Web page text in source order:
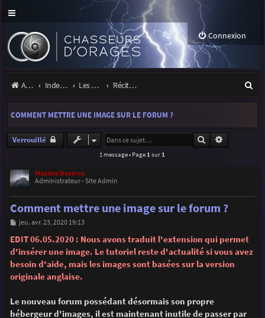
Connexion
Accueil Index du forum Les orages Récits et photos d'orages
e
COMMENT METTRE UNE IMAGE SUR LE FORUM ?
Verrouillé Rechercher
1 message • Page 1 sur 1
Maxime Daviron
Administrateur - Site Admin
Comment mettre une image sur le forum ?
M
s
s
a
e
jeu. avr. 23, 2020 19:13
EDIT 06.05.2020 : Nous avons traduit l'extension qui permet
d'insérer une image. Le tutoriel reste d'actualité si vous avez
besoin d'aide, mais les images sont basées sur la version
originale anglaise.
Le nouveau forum possédant désormais son propre
hébergeur d'images, il est maintenant inutile de passer par